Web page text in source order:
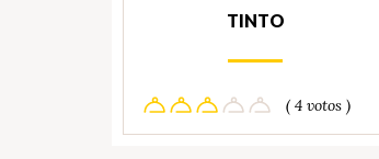
TINTO
( 4 votos )